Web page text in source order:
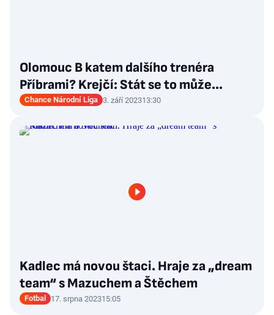
Olomouc B katem dalšího trenéra
Příbrami? Krejčí: Stát se to může...
Chance Národní Liga 3. září 202313:30
Kadlec má novou štaci. Hraje za „dream
team“ s Mazuchem a Štěchem
Fotbal 17. srpna 202315:05